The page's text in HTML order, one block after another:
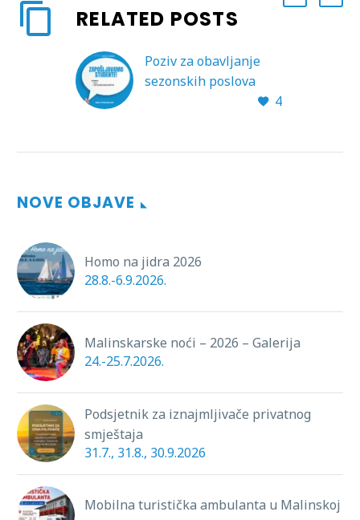
RELATED POSTS
Poziv za obavljanje
sezonskih poslova
4
NOVE OBJAVE
Homo na jidra 2026
28.8.-6.9.2026.
Malinskarske noći – 2026 – Galerija
24.-25.7.2026.
Podsjetnik za iznajmljivače privatnog
smještaja
31.7., 31.8., 30.9.2026
Mobilna turistička ambulanta u Malinskoj